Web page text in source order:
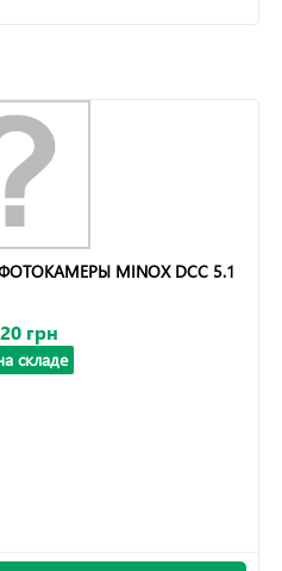
MINOX DCC 5.1
грн
складе